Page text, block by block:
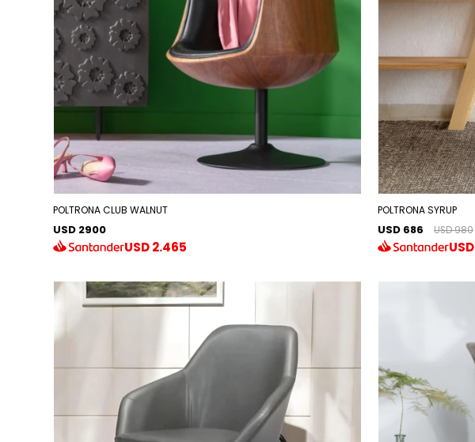
POLTRONA CLUB WALNUT
USD 2900
USD2.465
POLTRONA SYRUP
USD 686 USD 980
USD